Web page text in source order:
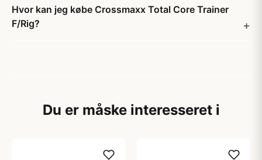
Hvor kan jeg købe Crossmaxx Total Core Trainer
F/Rig?
Du er måske interesseret i